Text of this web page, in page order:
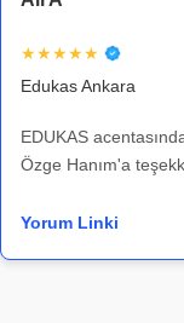
★★★★★
Edukas Ankara
EDUKAS
Özge Hanım'a
Yorum Linki